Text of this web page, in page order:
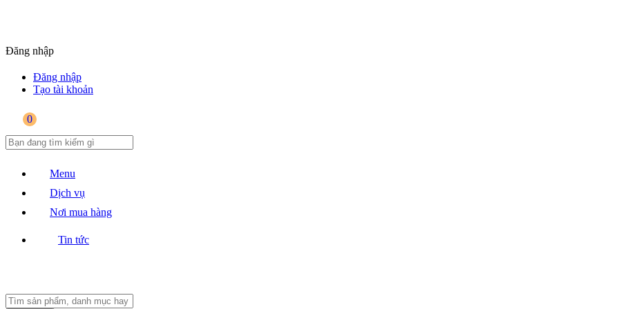
Đăng nhập
Đăng nhập
Tạo tài khoản
0
Menu
Dịch vụ
Nơi mua hàng
Tin tức